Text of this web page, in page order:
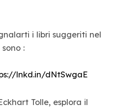
i libri suggeriti nel
:
lnkd.in/dNtSwgaE
Tolle, esplora il